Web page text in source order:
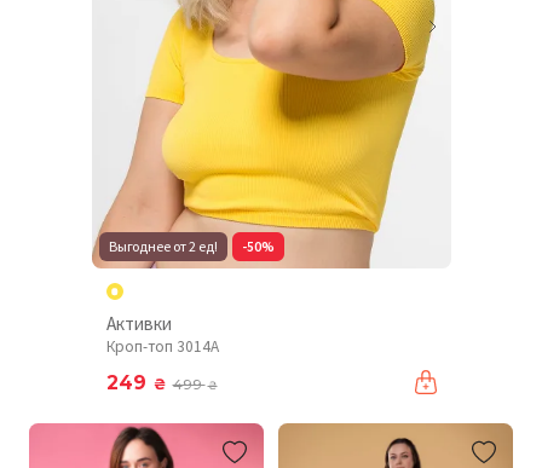
Выгоднее от 2 ед! -50%
Активки
Кроп-топ 3014A
249 ₴ 499₴